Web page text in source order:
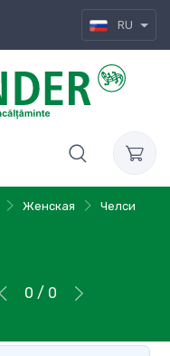
RU
Женская Челси
0 / 0